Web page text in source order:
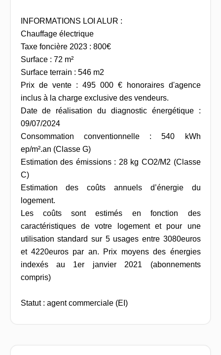
INFORMATIONS LOI ALUR :
Chauffage électrique
Taxe foncière 2023 : 800€
Surface : 72 m²
Surface terrain : 546 m2
Prix de vente : 495 000 € honoraires d'agence
inclus à la charge exclusive des vendeurs.
Date de réalisation du diagnostic énergétique :
09/07/2024
Consommation conventionnelle : 540 kWh
ep/m².an (Classe G)
Estimation des émissions : 28 kg CO2/M2 (Classe
C)
Estimation des coûts annuels d’énergie du
logement.
Les coûts sont estimés en fonction des
caractéristiques de votre logement et pour une
utilisation standard sur 5 usages entre 3080euros
et 4220euros par an. Prix moyens des énergies
indexés au 1er janvier 2021 (abonnements
compris)
Statut : agent commerciale (EI)